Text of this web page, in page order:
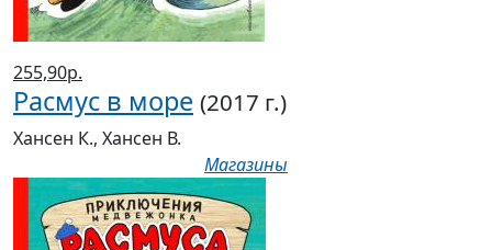
255,90р.
Расмус в море (2017 г.)
Хансен К., Хансен В.
Магазины